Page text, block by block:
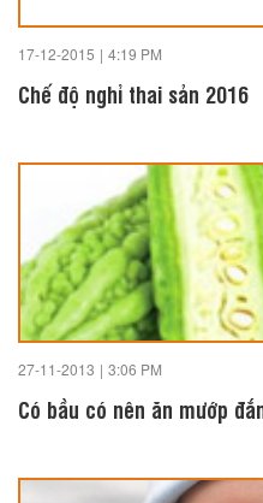
17-12-2015 | 4:19 PM
Chế độ nghỉ thai sản 2016
27-11-2013 | 3:06 PM
Có bầu có nên ăn mướp